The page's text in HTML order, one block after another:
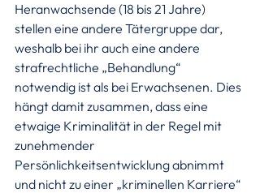
Heranwachsende (18 bis 21 Jahre)
stellen eine andere Tätergruppe dar,
weshalb bei ihr auch eine andere
strafrechtliche „Behandlung“
notwendig ist als bei Erwachsenen. Dies
hängt damit zusammen, dass eine
etwaige Kriminalität in der Regel mit
zunehmender
Persönlichkeitsentwicklung abnimmt
und nicht zu einer „kriminellen Karriere“